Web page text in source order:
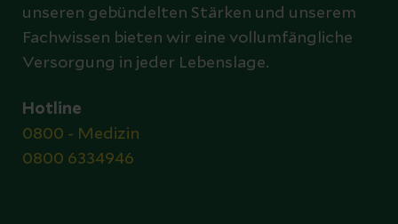
unseren gebündelten Stärken und unserem
Fachwissen bieten wir eine vollumfängliche
Versorgung in jeder Lebenslage.
Hotline
0800 - Medizin
0800 6334946